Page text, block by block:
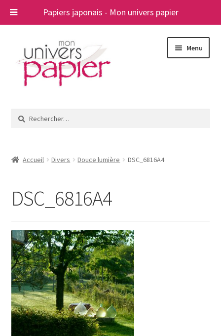
Papiers japonais - Mon univers papier
navigation
contenu
Menu
le
A propos
Rechercher :
Accueil Divers Douce lumière DSC_6816A4
DSC_6816A4